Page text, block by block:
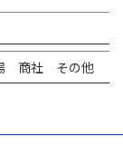
商社 その他